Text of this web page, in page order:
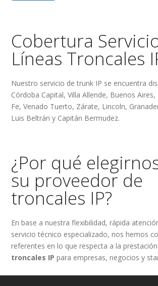
Cobertura
Líneas Troncales
Nuestro servicio de trunk IP se encuentra
Córdoba Capital, Villa Allende, Buenos
Fe, Venado Tuerto, Zárate, Lincoln,
Luis Beltrán y Capitán Bermudez.
¿Por qué
su proveedor de
troncales IP?
En base a nuestra flexibilidad, rápida
servicio técnico especializado, nos hemos
referentes en lo que respecta a la
troncales IP para empresas, negocios y